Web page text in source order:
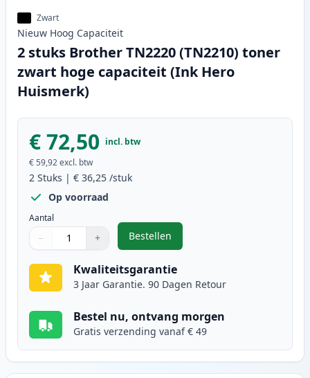
Zwart
Nieuw Hoog Capaciteit
2 stuks Brother TN2220 (TN2210) toner
zwart hoge capaciteit (Ink Hero
Huismerk)
€ 72,50 incl. btw
€ 59,92excl. btw
2 Stuks | € 36,25 /stuk
Op voorraad
Aantal
Gebruik de knoppen om aan te passen
− +
1
Bestellen
,2 stuks Brother TN2220
Kwaliteitsgarantie
3 Jaar Garantie. 90 Dagen Retour
Bestel nu, ontvang morgen
Gratis verzending vanaf € 49